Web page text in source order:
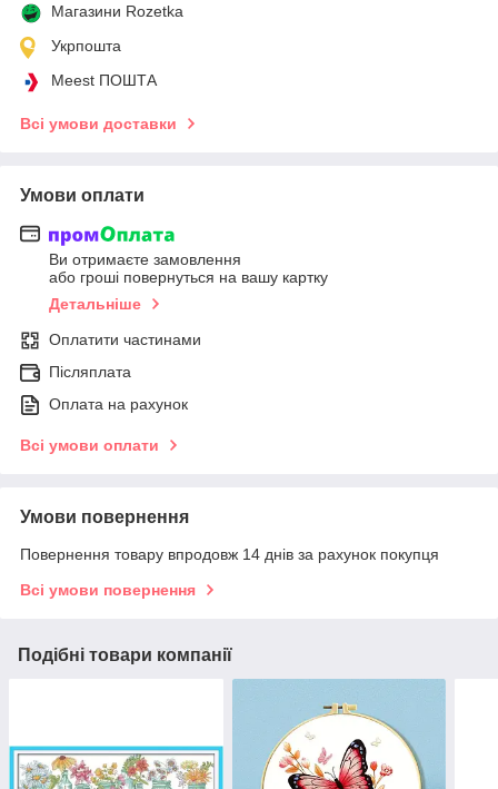
Магазини Rozetka
Укрпошта
Meest ПОШТА
Всі умови доставки
Умови оплати
Ви отримаєте замовлення
або гроші повернуться на вашу картку
Детальніше
Оплатити частинами
Післяплата
Оплата на рахунок
Всі умови оплати
Умови повернення
Повернення товару впродовж 14 днів за рахунок покупця
Всі умови повернення
Подібні товари компанії